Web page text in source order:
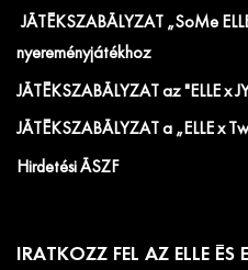
JÁTÉKSZABÁLYZAT „SoMe
nyereményjátékhoz
JÁTÉKSZABÁLYZAT az "ELLE x
JÁTÉKSZABÁLYZAT a „ELLE x
Hirdetési ÁSZF
IRATKOZZ FEL AZ ELLE ÉS